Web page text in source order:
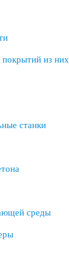
из них
станки
среды